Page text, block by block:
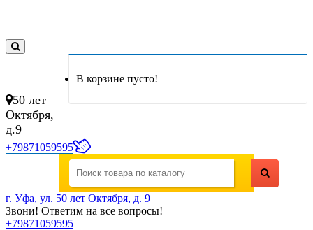
В корзине пусто!
50 лет
Октября,
д.9
+79871059595
г. Уфа, ул. 50 лет Октября, д. 9
Звони! Ответим на все вопросы!
+79871059595